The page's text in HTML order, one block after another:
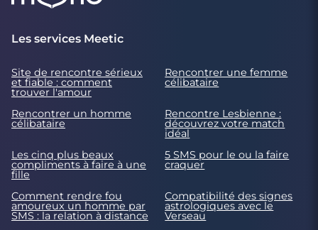
Les services Meetic
Site de rencontre sérieux
et fiable : comment
trouver l'amour
Rencontrer une femme
célibataire
Rencontrer un homme
célibataire
Rencontre Lesbienne :
découvrez votre match
idéal
Les cinq plus beaux
compliments à faire à une
fille
5 SMS pour le ou la faire
craquer
Comment rendre fou
amoureux un homme par
SMS : la relation à distance
Compatibilité des signes
astrologiques avec le
Verseau